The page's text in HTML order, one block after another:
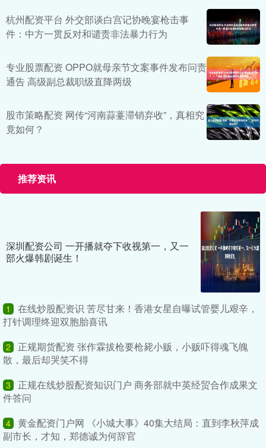
杭州配资平台 外交部谈白宫记协晚宴枪击事
件：中方一贯反对和谴责非法暴力行为
专业股票配资 OPPO就母亲节文案事件发布问责
通告 高级副总裁职级直降两级
股市策略配资 网传“河南蒜薹滞销弃收”，真相究
竟如何？
推荐资讯
深圳配资公司 一开播就夺下收视第一，又一
部火爆韩剧诞生！
1
在线炒股配资识 苦尽甘来！香港女星自曝试管婴儿艰辛，
打针调理终迎双胞胎喜讯
2
正规期货配资 张作霖拔枪要枪毙小贩，小贩吓得魂飞魄
散，最后却哭笑不得
3
正规在线炒股配资知识门户 商务部就中英经贸合作成果文
件答问
4 黄金配资门户网 《小城大事》40集大结局：直到李秋萍成
副市长，才知，郑德诚为何辞官